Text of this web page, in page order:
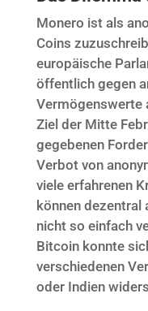
Monero ist als
Coins
europäische
öffentlich gegen
Vermögenswerte
Ziel der Mitte
gegebenen
Verbot von
viele erfahrenen
können dezentral
nicht so einfach
Bitcoin konnte
verschiedenen
oder Indien